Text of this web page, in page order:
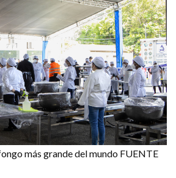
más grande del mundo FUENTE